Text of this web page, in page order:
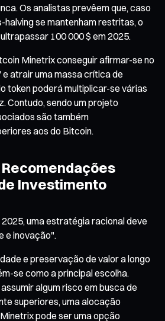
Os analistas prevêem que, caso
se mantenham restritas, o
100 000 $ em 2025.
Minetrix conseguir afirmar-se no
atrair uma massa crítica de
token poderá multiplicar-se várias
Contudo, sendo um projeto
são também
aos do Bitcoin.
Investimento
uma estratégia racional deve
e inovação".
e preservação de valor a longo
se como a principal escolha.
algum risco em busca de
superiores, uma alocação
pode ser uma opção